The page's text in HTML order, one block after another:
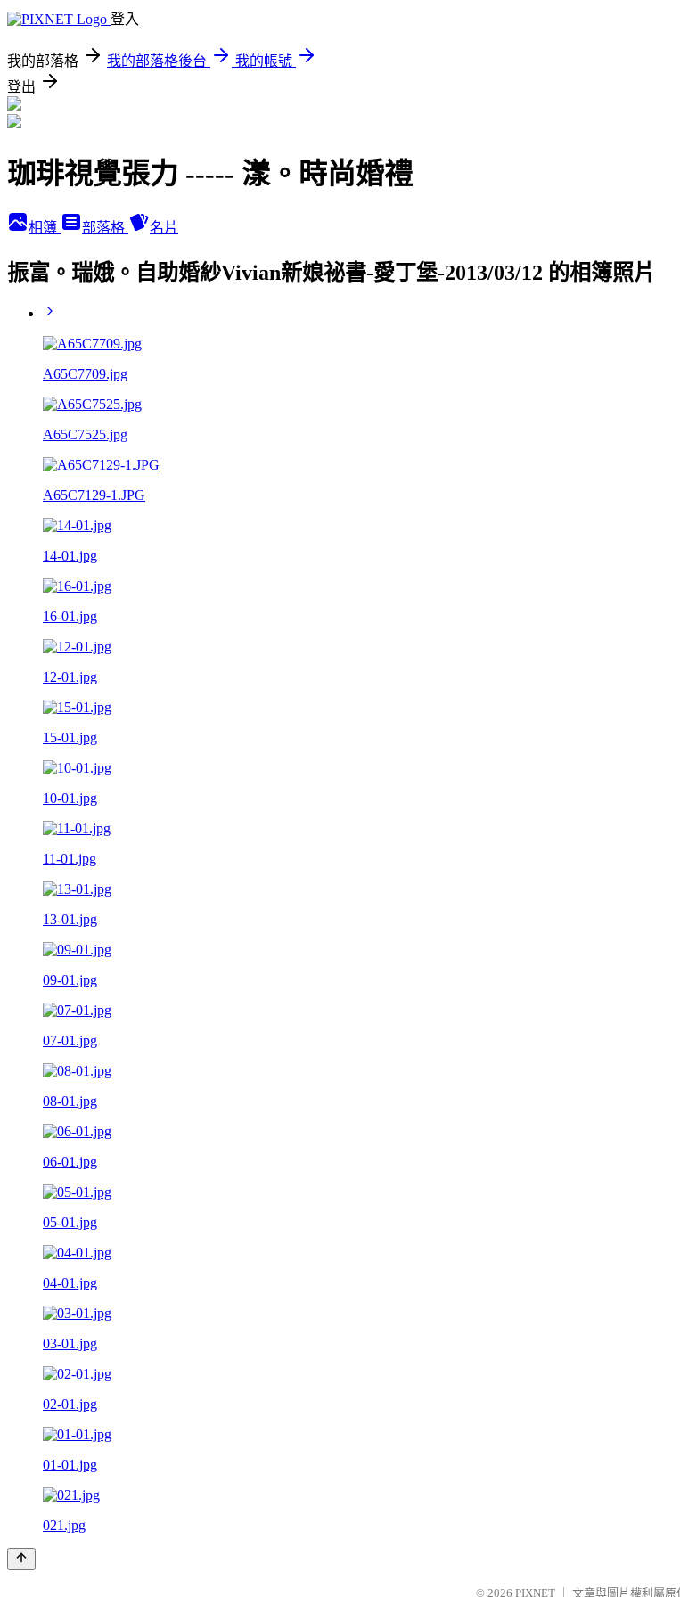
登入
我的部落格 我的部落格後台
我的帳號
登出
珈琲視覺張力 ----- 漾。時尚婚禮
相簿 部落格 名片
振富。瑞娥。自助婚紗Vivian新娘祕書-愛丁堡-2013/03/12 的相簿照片
A65C7709.jpg
A65C7525.jpg
A65C7129-1.JPG
14-01.jpg
16-01.jpg
12-01.jpg
15-01.jpg
10-01.jpg
11-01.jpg
13-01.jpg
09-01.jpg
07-01.jpg
08-01.jpg
06-01.jpg
05-01.jpg
04-01.jpg
03-01.jpg
02-01.jpg
01-01.jpg
021.jpg
© 2026 PIXNET 文章與圖片權利屬原